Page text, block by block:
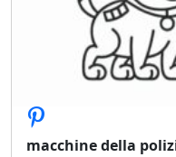
macchine della